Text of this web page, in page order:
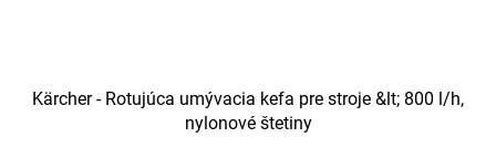
Kärcher - Rotujúca umývacia kefa pre stroje &lt; 800 l/h,
nylonové štetiny